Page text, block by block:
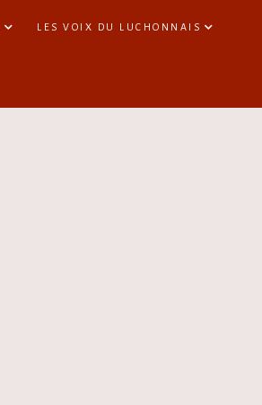
LES VOIX DU LUCHONNAIS